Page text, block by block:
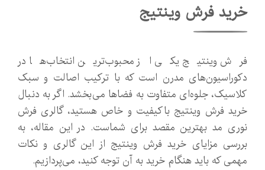
خرید فرش وینتیج
فرش وینتیج یکی از محبوب‌ترین انتخاب‌ها در
دکوراسیون‌های مدرن است که با ترکیب اصالت و سبک
کلاسیک، جلوه‌ای متفاوت به فضاها می‌بخشد. اگر به دنبال
خرید فرش وینتیج باکیفیت و خاص هستید، گالری فرش
نوری مد بهترین مقصد برای شماست. در این مقاله، به
بررسی مزایای خرید فرش وینتیج از این گالری و نکات
مهمی که باید هنگام خرید به آن توجه کنید، می‌پردازیم.